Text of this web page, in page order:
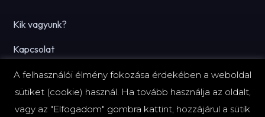
Kik vagyunk?
Kapcsolat
Hírlevél
A felhasználói élmény fokozása érdekében a weboldal
sütiket (cookie) használ. Ha tovább használja az oldalt,
vagy az "Elfogadom" gombra kattint, hozzájárul a sütik